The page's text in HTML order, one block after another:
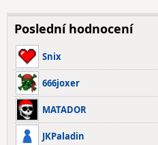
Poslední hodnocení
Snix
666joxer
MATADOR
JKPaladin